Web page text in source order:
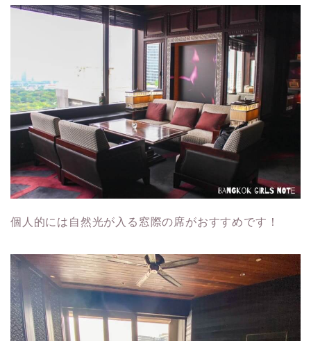
個人的には自然光が入る窓際の席がおすすめです！